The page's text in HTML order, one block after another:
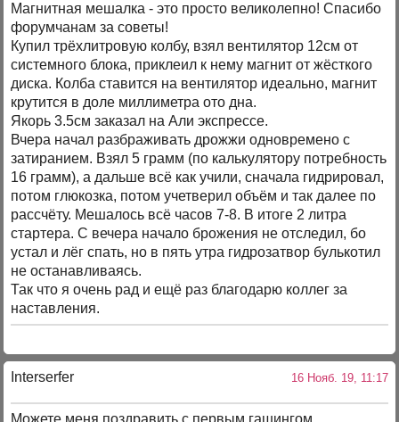
Магнитная мешалка - это просто великолепно! Спасибо
форумчанам за советы!
Купил трёхлитровую колбу, взял вентилятор 12см от
системного блока, приклеил к нему магнит от жёсткого
диска. Колба ставится на вентилятор идеально, магнит
крутится в доле миллиметра ото дна.
Якорь 3.5см заказал на Али экспрессе.
Вчера начал разбраживать дрожжи одновремено с
затиранием. Взял 5 грамм (по калькулятору потребность
16 грамм), а дальше всё как учили, сначала гидрировал,
потом глюкозка, потом учетверил объём и так далее по
рассчёту. Мешалось всё часов 7-8. В итоге 2 литра
стартера. С вечера начало брожения не отследил, бо
устал и лёг спать, но в пять утра гидрозатвор булькотил
не останавливаясь.
Так что я очень рад и ещё раз благодарю коллег за
наставления.
Interserfer 16 Нояб. 19, 11:17